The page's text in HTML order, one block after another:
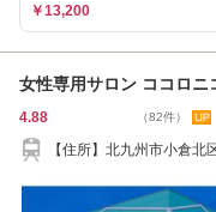
￥13,200
女性専用サロン ココロニ
4.88 （82件）
【住所】北九州市小倉